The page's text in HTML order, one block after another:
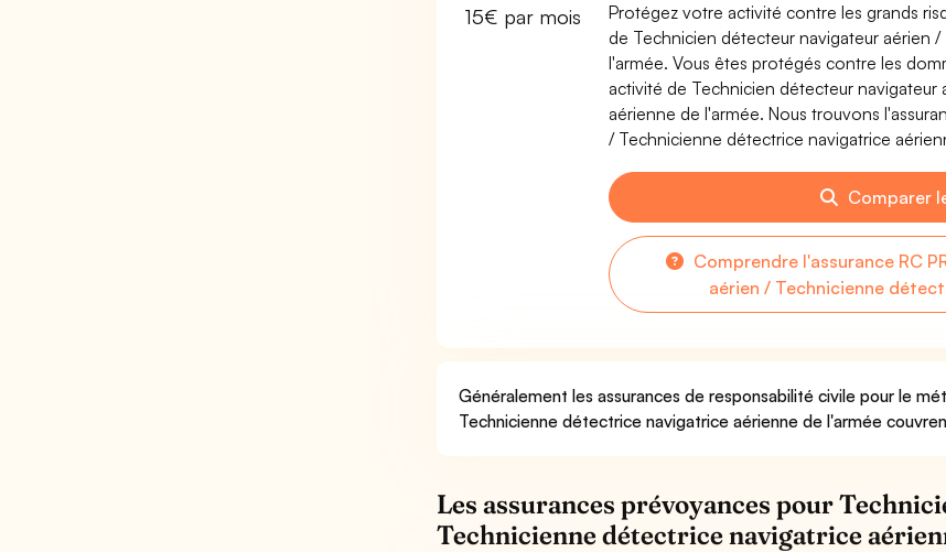
15€ par mois
Protégez votre activité contre les grands
de Technicien détecteur navigateur aérien
l'armée. Vous êtes protégés contre les
activité de Technicien détecteur
aérienne de l'armée. Nous trouvons
/ Technicienne détectrice navigatrice
Comparer
Comprendre l'assurance RC
aérien / Technicienne
Généralement les assurances de responsabilité civile pour le
Technicienne détectrice navigatrice aérienne de l'armée
Les assurances prévoyances pour
Technicienne détectrice navigatrice